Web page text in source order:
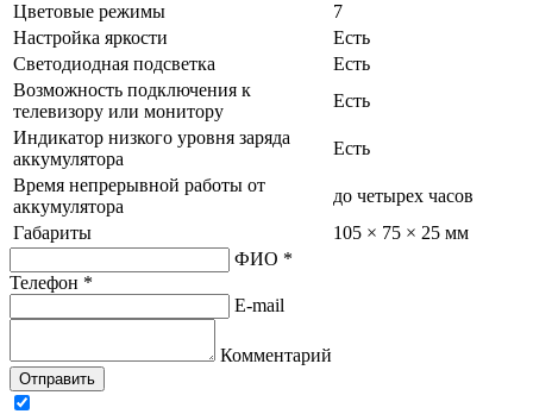
Цветовые режимы
7
Настройка яркости
Есть
Светодиодная подсветка
Есть
Возможность подключения к
телевизору или монитору
Есть
Индикатор низкого уровня заряда
аккумулятора
Есть
Время непрерывной работы от
аккумулятора
до четырех часов
Габариты
105 × 75 × 25 мм
ФИО *
Телефон *
E-mail
Комментарий
Отправить